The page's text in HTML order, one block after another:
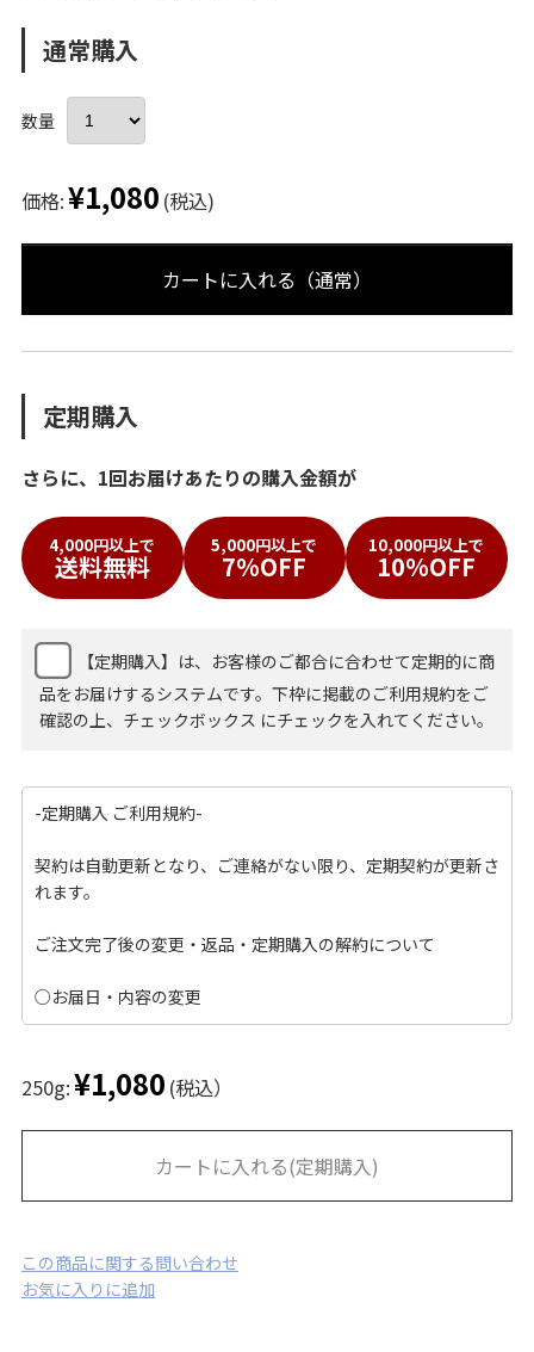
通常購入
数量
価格:¥1,080 (税込)
カートに入れる（通常）
定期購入
さらに、1回お届けあたりの購入金額が
4,000円以上で
送料無料
5,000円以上で
7%OFF
10,000円以上で
10%OFF
【定期購入】は、お客様のご都合に合わせて定期的に商
品をお届けするシステムです。下枠に掲載のご利用規約をご
確認の上、チェックボックス にチェックを入れてください。
-定期購入 ご利用規約-
契約は自動更新となり、ご連絡がない限り、定期契約が更新さ
れます。
ご注文完了後の変更・返品・定期購入の解約について
○お届日・内容の変更
発送日の7日前までに、マイページからご変更、もしくはペー
ジ下部のお問い合わせより、
お電話またはメールにてご連絡ください。
ご利用ガイドの「返品・交換について」をよくお読みくださ
○契約の解約(完全キャンセル)
250g:¥1,080 (税込）
カートに入れる(定期購入)
この商品に関する問い合わせ
お気に入りに追加